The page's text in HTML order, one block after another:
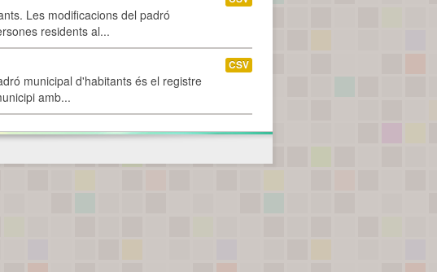
Les modificacions del padró
residents al...
municipal d'habitants és el registre
amb...
CSV